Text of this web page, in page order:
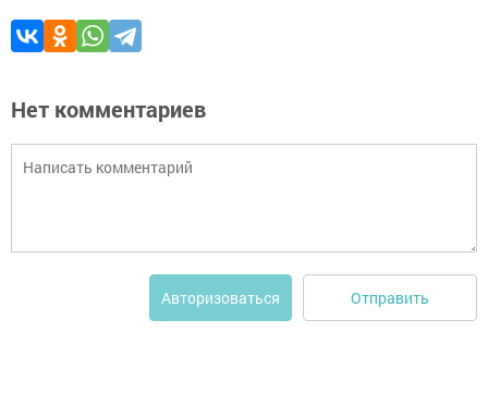
Нет комментариев
Авторизоваться Отправить